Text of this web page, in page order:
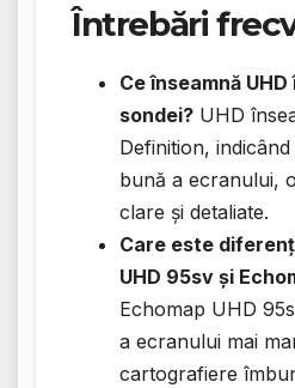
Întrebări
Ce înseamnă
sondei? UHD
Definition,
bună a ecranului,
clare și detaliate.
Care este
UHD 95sv și
Echomap UHD
a ecranului mai
cartografiere